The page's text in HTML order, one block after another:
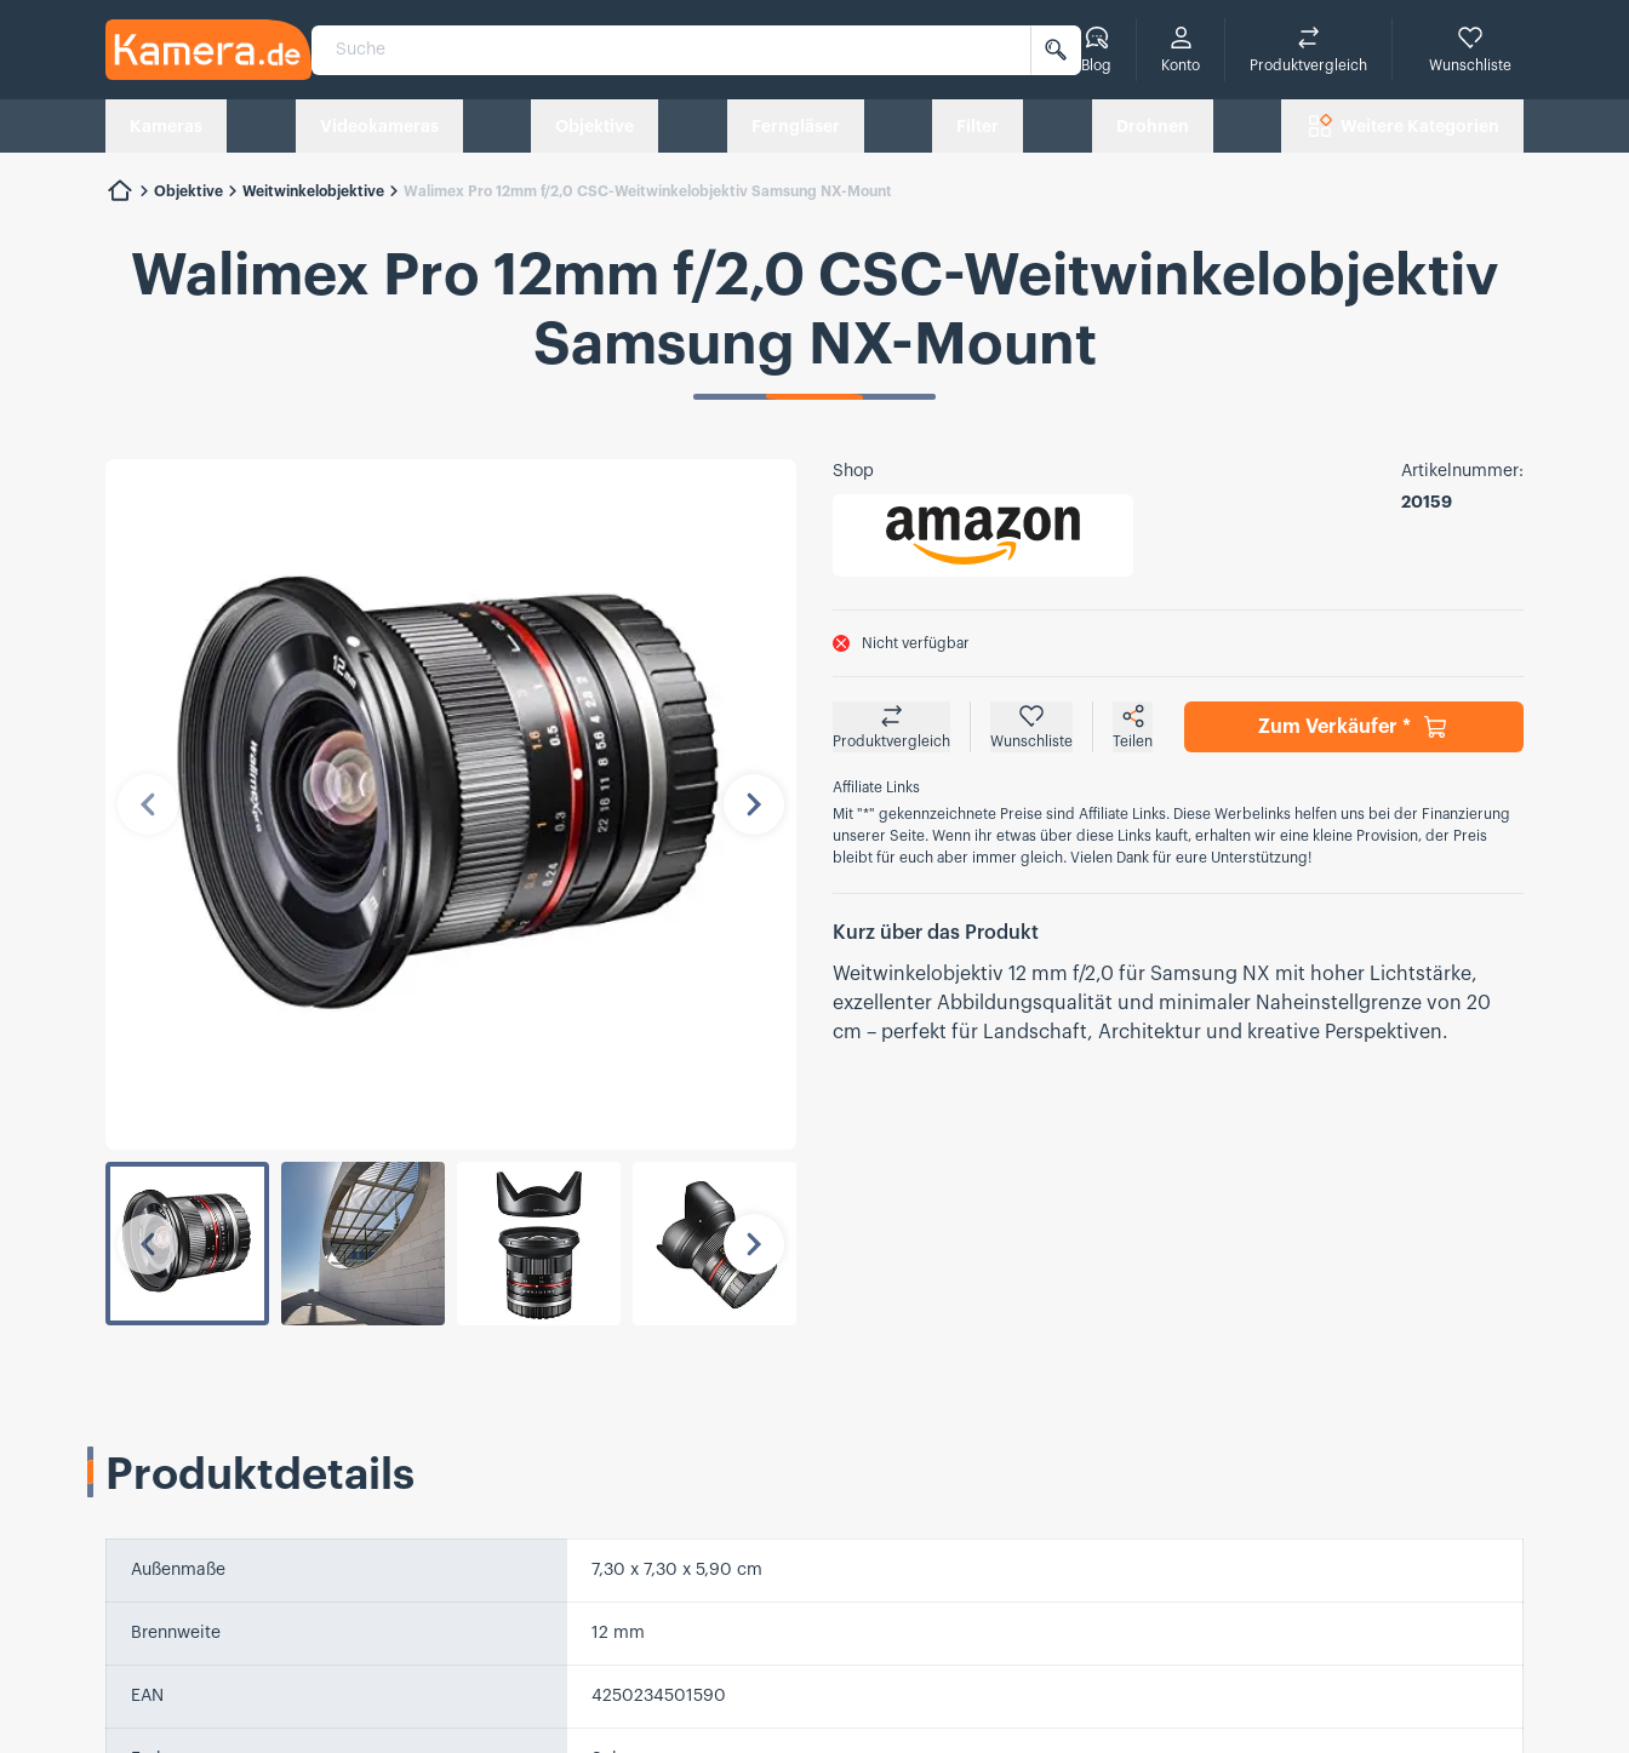
Kamera.de
Suche
Suche
Blog Konto Produktvergleich Wunschliste
Objektive Weitwinkelobjektive Walimex Pro 12mm f/2,0 CSC-Weitwinkelobjektiv Samsung NX-Mount
Walimex Pro 12mm f/2,0 CSC-Weitwinkelobjektiv
Samsung NX-Mount
Vorherige Nächste
Vorherige Nächste
Artikelnummer:
20159
Shop
Nicht verfügbar
Zum Verkäufer *
Produktvergleich Wunschliste Teilen
Affiliate Links
Mit "*" gekennzeichnete Preise sind Affiliate Links. Diese Werbelinks helfen uns bei der Finanzierung
unserer Seite. Wenn ihr etwas über diese Links kauft, erhalten wir eine kleine Provision, der Preis
bleibt für euch aber immer gleich. Vielen Dank für eure Unterstützung!
Kurz über das Produkt
Weitwinkelobjektiv 12 mm f/2,0 für Samsung NX mit hoher Lichtstärke,
exzellenter Abbildungsqualität und minimaler Naheinstellgrenze von 20
cm – perfekt für Landschaft, Architektur und kreative Perspektiven.
Produktdetails
Außenmaße 7,30 x 7,30 x 5,90 cm
Brennweite 12 mm
EAN 4250234501590